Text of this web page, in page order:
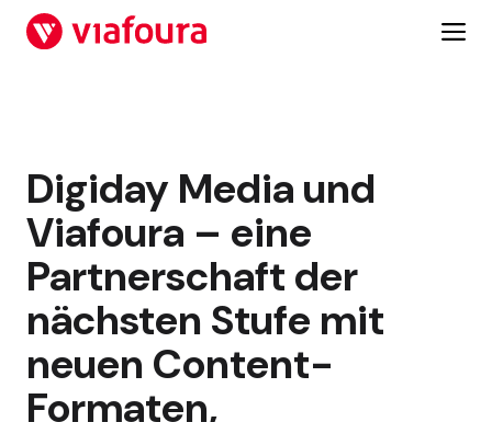
Inhalt
Digiday Media und
Viafoura – eine
Partnerschaft der
nächsten Stufe mit
neuen Content-
Formaten,